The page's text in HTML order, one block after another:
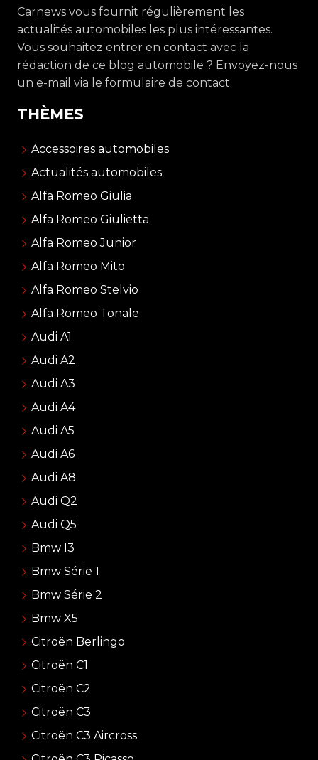
Carnews vous fournit régulièrement les
actualités automobiles les plus intéressantes.
Vous souhaitez entrer en contact avec la
rédaction de ce blog automobile ? Envoyez-nous
un e-mail via le formulaire de contact.
THÈMES
Accessoires automobiles
Actualités automobiles
Alfa Romeo Giulia
Alfa Romeo Giulietta
Alfa Romeo Junior
Alfa Romeo Mito
Alfa Romeo Stelvio
Alfa Romeo Tonale
Audi A1
Audi A2
Audi A3
Audi A4
Audi A5
Audi A6
Audi A8
Audi Q2
Audi Q5
Bmw I3
Bmw Série 1
Bmw Série 2
Bmw X5
Citroën Berlingo
Citroën C1
Citroën C2
Citroën C3
Citroën C3 Aircross